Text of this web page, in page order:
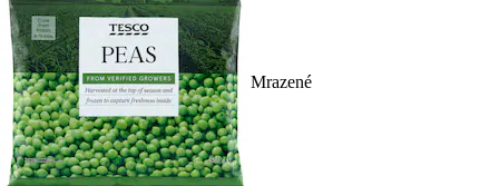
Mrazené